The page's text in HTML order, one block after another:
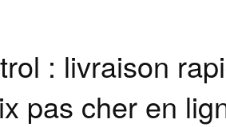
: livraison
pas cher en